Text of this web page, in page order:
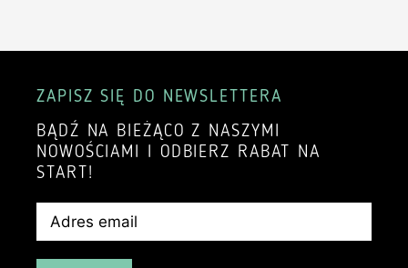
ZAPISZ SIĘ DO NEWSLETTERA
BĄDŹ NA BIEŻĄCO Z NASZYMI
NOWOŚCIAMI I ODBIERZ RABAT NA
START!